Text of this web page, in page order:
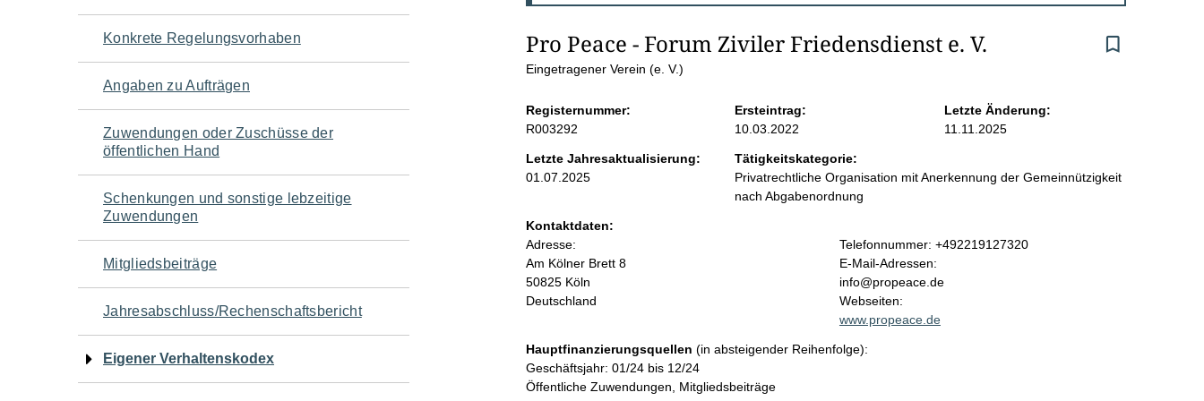
Seiteninhalt
Konkrete Regelungsvorhaben
Angaben zu Aufträgen
Zuwendungen oder Zuschüsse der
öffentlichen Hand
Schenkungen und sonstige lebzeitige
Zuwendungen
Mitgliedsbeiträge
Jahresabschluss/Rechenschaftsbericht
Eigener Verhaltenskodex
e
n
i
h
a
l
t
Pro Peace - Forum Ziviler Friedensdienst e. V.
Eingetragener Verein (e. V.)
Registernummer:
R003292
Ersteintrag:
10.03.2022
Letzte Änderung:
11.11.2025
Letzte Jahresaktualisierung:
01.07.2025
Tätigkeitskategorie:
Privatrechtliche Organisation mit Anerkennung der Gemeinnützigkeit
nach Abgabenordnung
Kontaktdaten:
Adresse:
Am Kölner Brett 8
50825 Köln
Deutschland
K
o
n
t
a
t
Telefonnummer: +492219127320
E-Mail-Adressen:
info@propeace.de
Webseiten:
www.propeace.de
Hauptfinanzierungsquellen (in absteigender Reihenfolge):
Geschäftsjahr: 01/24 bis 12/24
Öffentliche Zuwendungen, Mitgliedsbeiträge